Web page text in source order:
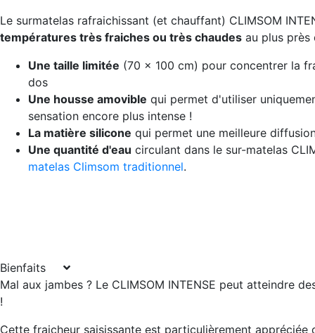
Le surmatelas rafraichissant (et chauffant) CLIMSOM
températures très fraiches ou très chaudes au plus près
Une taille limitée (70 x 100 cm) pour concentrer la
dos
Une housse amovible qui permet d'utiliser
sensation encore plus intense !
La matière silicone qui permet une meilleure
Une quantité d'eau circulant dans le sur-matelas
matelas Climsom traditionnel.
Bienfaits
Mal aux jambes ? Le CLIMSOM INTENSE peut atteindre
!
Cette fraicheur saisissante est particulièrement